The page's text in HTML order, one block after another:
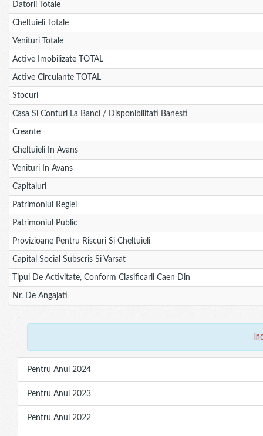
Datorii Totale
Cheltuieli Totale
Venituri Totale
Active Imobilizate TOTAL
Active Circulante TOTAL
Stocuri
Casa Si Conturi La Banci / Disponibilitati Banesti
Creante
Cheltuieli In Avans
Venituri In Avans
Capitaluri
Patrimoniul Regiei
Patrimoniul Public
Provizioane Pentru Riscuri Si Cheltuieli
Capital Social Subscris Si Varsat
Tipul De Activitate, Conform Clasificarii Caen Din
Nr. De Angajati
Pentru Anul 2024
Pentru Anul 2023
Pentru Anul 2022